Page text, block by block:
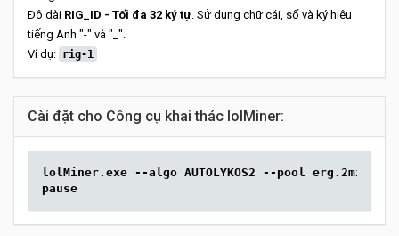
Độ dài RIG_ID - Tối đa 32 ký tự. Sử dụng chữ cái, số và ký hiệu
tiếng Anh "-" và "_".
Ví dụ: rig-1
Cài đặt cho Công cụ khai thác lolMiner:
lolMiner.exe --algo AUTOLYKOS2 --pool
pause